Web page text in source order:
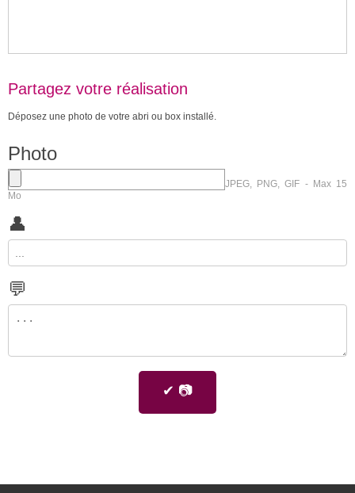
Partagez votre réalisation
Déposez une photo de votre abri ou box installé.
Photo
JPEG, PNG, GIF - Max 15
Mo
👤
💬
✔ 📷